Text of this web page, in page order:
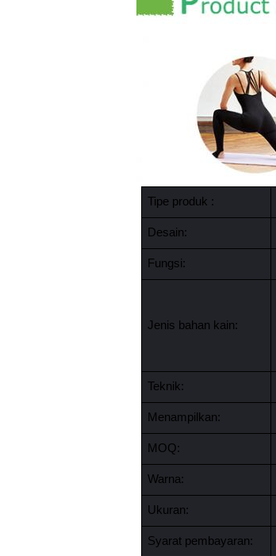
Tipe produk :
Desain:
Fungsi:
Jenis bahan kain:
Teknik:
Menampilkan:
MOQ:
Warna:
Ukuran:
Syarat pembayaran: